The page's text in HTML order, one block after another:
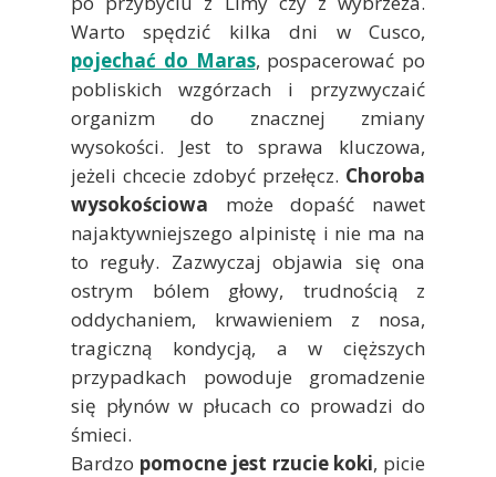
Warto spędzić kilka dni w Cusco,
pojechać do Maras, pospacerować po
pobliskich wzgórzach i przyzwyczaić
organizm do znacznej zmiany
wysokości. Jest to sprawa kluczowa,
jeżeli chcecie zdobyć przełęcz. Choroba
wysokościowa może dopaść nawet
najaktywniejszego alpinistę i nie ma na
to reguły. Zazwyczaj objawia się ona
ostrym bólem głowy, trudnością z
oddychaniem, krwawieniem z nosa,
tragiczną kondycją, a w cięższych
przypadkach powoduje gromadzenie
się płynów w płucach co prowadzi do
śmieci.
Bardzo pomocne jest rzucie koki, picie